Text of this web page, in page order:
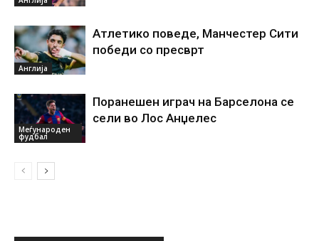
Англија
Атлетико поведе, Манчестер Сити
победи со пресврт
Меѓународен
фудбал
Поранешен играч на Барселона се
сели во Лос Анџелес